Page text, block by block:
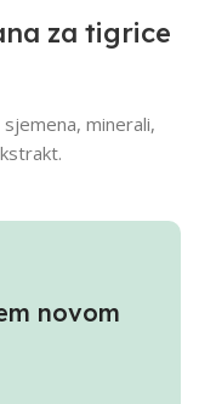
za tigrice
minerali,
novom